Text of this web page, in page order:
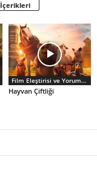
İçerikleri
Film Eleştirisi ve Yorumlar
Hayvan Çiftliği